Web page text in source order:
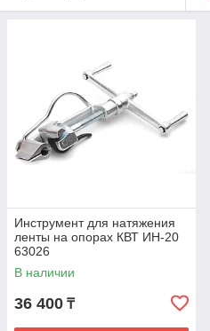
Инструмент для натяжения
ленты на опорах КВТ ИН-20
63026
В наличии
36 400 ₸